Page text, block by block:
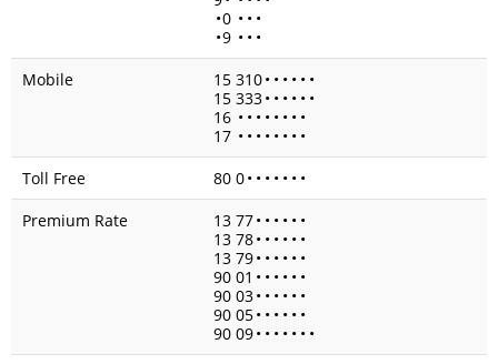
•0 • • •
•9 • • •
Mobile
15 310• • • • • •
15 333• • • • • •
16 • • • • • • • •
17 • • • • • • • •
Toll Free
80 0• • • • • • •
Premium Rate
13 77• • • • • •
13 78• • • • • •
13 79• • • • • •
90 01 • • • • • •
90 03• • • • • •
90 05• • • • • •
90 09• • • • • • •